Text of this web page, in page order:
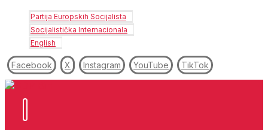
Partija Europskih Socijalista
Socijalistička Internacionala
English
Facebook X Instagram YouTube TikTok